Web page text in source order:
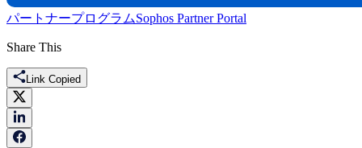
パートナープログラムSophos Partner Portal
Share This
Link Copied